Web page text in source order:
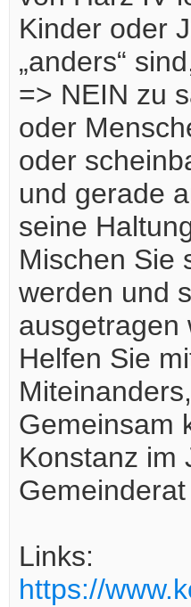
Kinder oder
„anders“
=> NEIN zu
oder
oder
und gerade
seine
Mischen Sie
werden und
ausgetragen
Helfen Sie
Gemeinsam
Konstanz im
Links:
https://